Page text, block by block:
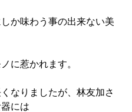
か味わう事の出来ない美
に惹かれます。
なりましたが、林友加さ
には